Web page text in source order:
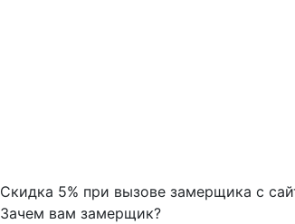
Скидка 5% при вызове замерщика с
Зачем вам замерщик?